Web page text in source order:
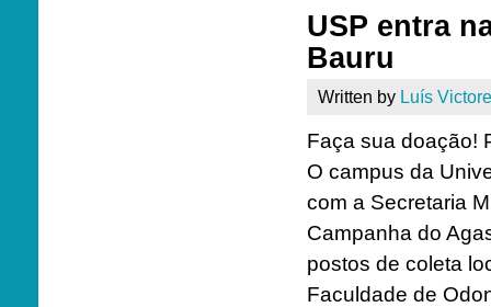
USP entra
Bauru
Written by Luís
Faça sua doação!
O campus da
com a Secretaria
Campanha do
postos de coleta
Faculdade de